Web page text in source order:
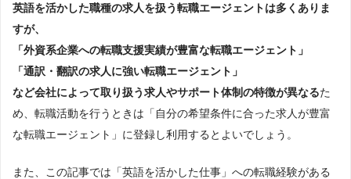
英語を活かした職種の求人を扱う転職エージェントは多くありま
すが、
「外資系企業への転職支援実績が豊富な転職エージェント」
「通訳・翻訳の求人に強い転職エージェント」
など会社によって取り扱う求人やサポート体制の特徴が異なるた
め、転職活動を行うときは「自分の希望条件に合った求人が豊富
な転職エージェント」に登録し利用するとよいでしょう。
また、この記事では「英語を活かした仕事」への転職経験がある